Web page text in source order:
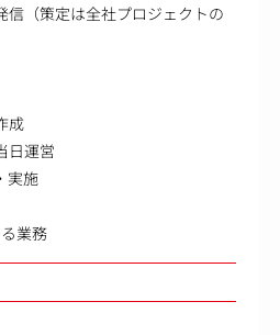
信（策定は全社プロジェクトの
成
日運営
実施
業務